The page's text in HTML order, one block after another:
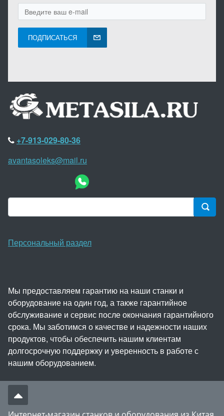
ПОДПИСАТЬСЯ
+7-913-029-80-36
avantasoleks@mail.ru
Персональный раздел
Мы предоставляем гарантию на наши станки и
оборудование на один год, а также гарантийное
обслуживание и сервис после окончания гарантийного
срока. Мы заботимся о качестве и надежности наших
продуктов, чтобы обеспечить нашим клиентам
долгосрочную поддержку и уверенность в работе с
нашим оборудованием.